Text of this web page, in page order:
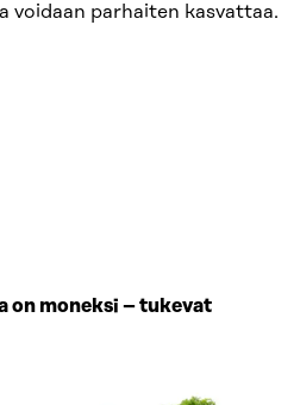
voidaan parhaiten kasvattaa.
on moneksi – tukevat